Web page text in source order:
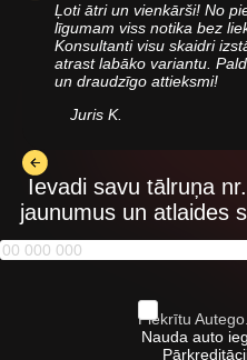
Ļoti ātri un vienkārši! No
līgumam viss notika bez
Konsultanti visu skaidri
atrast labāko variantu.
un draudzīgo attieksmi!
Juris K.
Ievadi savu tālruņa
jaunumus un atlaides
Piekrītu
Nauda auto